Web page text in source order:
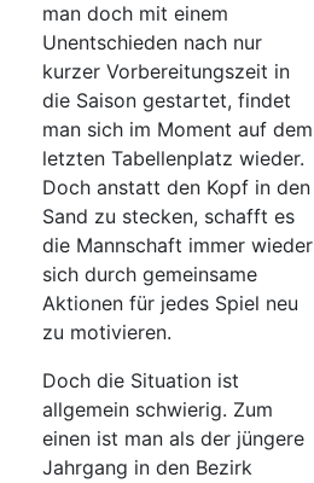
man doch mit einem
Unentschieden nach nur
kurzer Vorbereitungszeit in
die Saison gestartet, findet
man sich im Moment auf dem
letzten Tabellenplatz wieder.
Doch anstatt den Kopf in den
Sand zu stecken, schafft es
die Mannschaft immer wieder
sich durch gemeinsame
Aktionen für jedes Spiel neu
zu motivieren.
Doch die Situation ist
allgemein schwierig. Zum
einen ist man als der jüngere
Jahrgang in den Bezirk